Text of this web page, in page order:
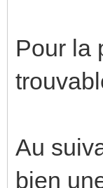
Pour la
Au
bien